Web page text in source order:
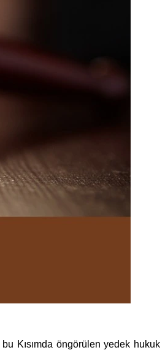
Kısımda öngörülen yedek hukuk